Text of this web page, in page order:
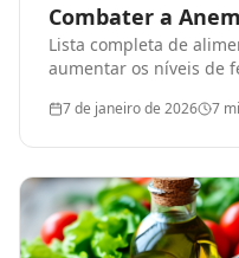
Combater a
Lista completa de
aumentar os níveis de
7 de janeiro de 2026 7